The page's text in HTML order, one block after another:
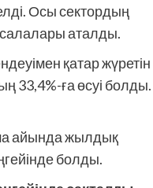
Осы сектордың
салалары аталды.
қатар жүретін
33,4%-ға өсуі болды.
айында жылдық
болды.